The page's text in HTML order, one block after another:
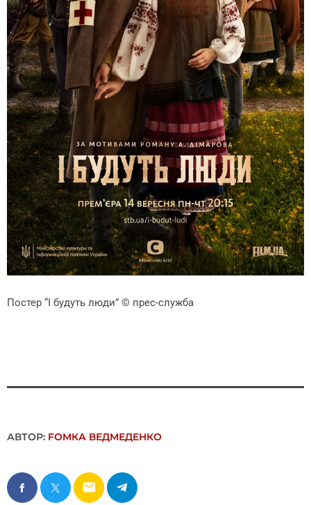
Постер “І будуть люди” © прес-служба
АВТОР: FОMКА ВЕДМЕДЕНКО
email